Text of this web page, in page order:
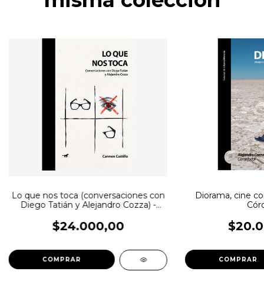
Lo que nos toca (conversaciones con
Diego Tatián y Alejandro Cozza) -
$24.000,00
Diorama, cine